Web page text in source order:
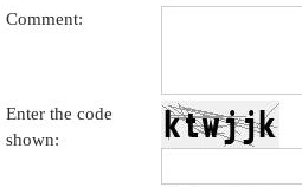
Comment:
Enter the code
shown: